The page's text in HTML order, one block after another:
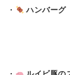
・ ハンバーグ